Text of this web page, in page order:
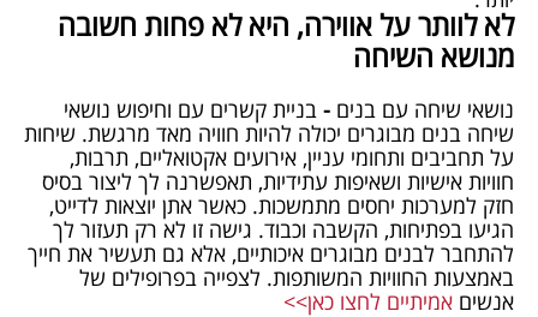
לא לוותר על אווירה, היא לא פחות חשובה
מנושא השיחה
נושאי שיחה עם בנים - בניית קשרים עם וחיפוש נושאי
שיחה בנים מבוגרים יכולה להיות חוויה מאד מרגשת. שיחות
על תחביבים ותחומי עניין, אירועים אקטואליים, תרבות,
חוויות אישיות ושאיפות עתידיות, תאפשרנה לך ליצור בסיס
חזק למערכות יחסים מתמשכות. כאשר אתן יוצאות לדייט,
הגיעו בפתיחות, הקשבה וכבוד. גישה זו לא רק תעזור לך
להתחבר לבנים מבוגרים איכותיים, אלא גם תעשיר את חייך
באמצעות החוויות המשותפות. לצפייה בפרופילים של
אנשים אמיתיים לחצו כאן>>